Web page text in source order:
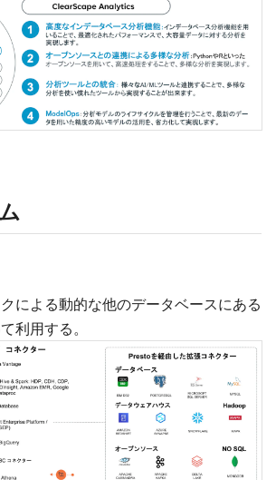
による動的な他のデータベースにある
利用する。